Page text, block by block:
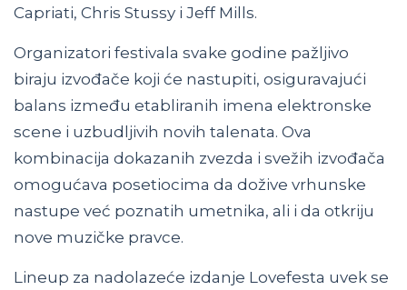
Capriati, Chris Stussy i Jeff Mills.
Organizatori festivala svake godine pažljivo
biraju izvođače koji će nastupiti, osiguravajući
balans između etabliranih imena elektronske
scene i uzbudljivih novih talenata. Ova
kombinacija dokazanih zvezda i svežih izvođača
omogućava posetiocima da dožive vrhunske
nastupe već poznatih umetnika, ali i da otkriju
nove muzičke pravce.
Lineup za nadolazeće izdanje Lovefesta uvek se